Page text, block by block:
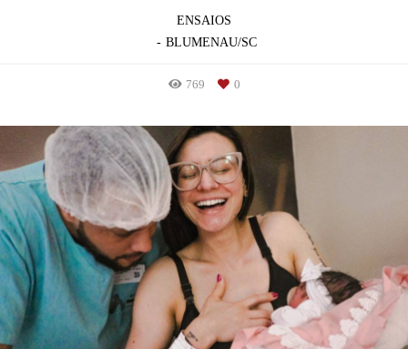
ENSAIOS
BLUMENAU/SC
769 0